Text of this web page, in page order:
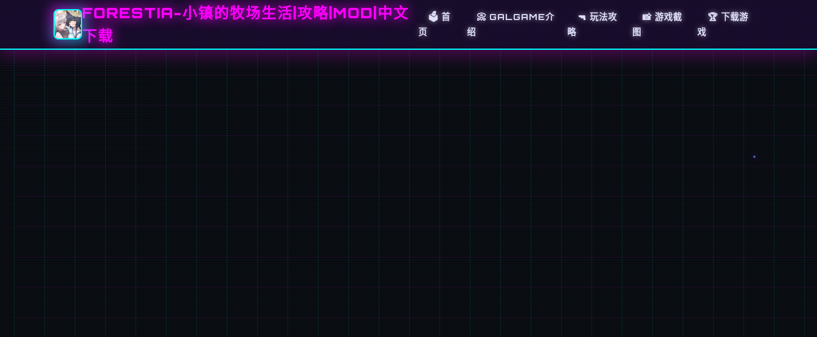
FORESTIA-小镇的牧场生活|攻略|MOD|中文
下载
🗳️ 首
页
📀 GALGAME介
绍
🔫 玩法攻
略
📸 游戏截
图
🏆 下载游
戏